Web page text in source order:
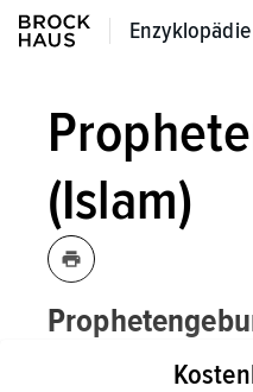
Enzyklopädie
Enzyklopädie
(Islam)
Fest zur Erinnerung